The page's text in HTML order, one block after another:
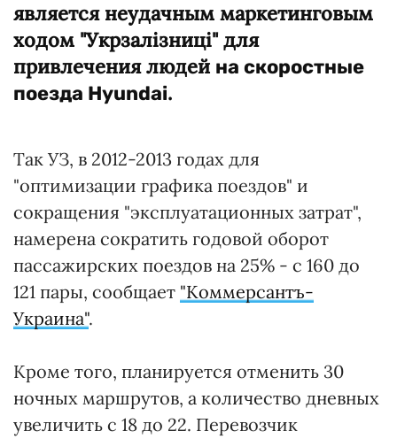
является неудачным маркетинговым
ходом "Укрзалізниці" для
привлечения людей на скоростные
поезда Hyundai.
Так УЗ, в 2012-2013 годах для
"оптимизации графика поездов" и
сокращения "эксплуатационных затрат",
намерена сократить годовой оборот
пассажирских поездов на 25% - с 160 до
121 пары, сообщает "Коммерсантъ-
Украина".
Кроме того, планируется отменить 30
ночных маршрутов, а количество дневных
увеличить с 18 до 22. Перевозчик